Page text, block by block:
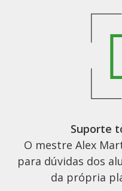
Suporte
O mestre Alex
para dúvidas dos
da própria